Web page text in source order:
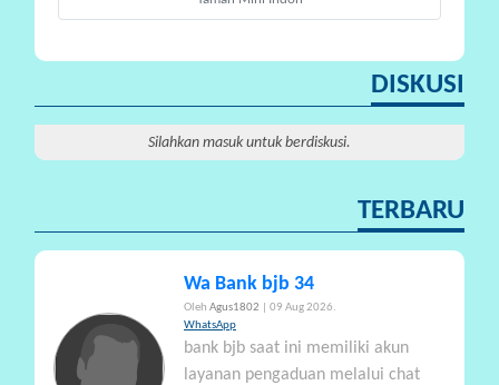
A
DISKUSI
Silahkan masuk untuk berdiskusi.
TERBARU
Wa Bank bjb 34
Oleh Agus1802
| 09 Aug 2026.
WhatsApp
bank bjb saat ini memiliki akun
layanan pengaduan melalui chat